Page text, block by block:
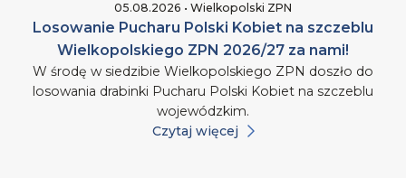
05.08.2026 • Wielkopolski ZPN
Losowanie Pucharu Polski Kobiet na szczeblu
Wielkopolskiego ZPN 2026/27 za nami!
W środę w siedzibie Wielkopolskiego ZPN doszło do
losowania drabinki Pucharu Polski Kobiet na szczeblu
wojewódzkim.
Czytaj więcej